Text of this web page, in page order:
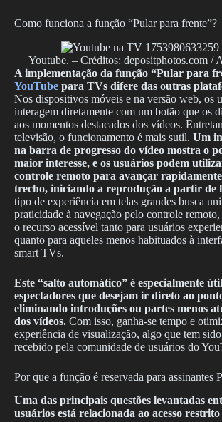
Como funciona a função “Pular para frente”?
Youtube. – Créditos: depositphotos.com /
A implementação da função “Pular para
YouTube para TVs difere das outras
Nos dispositivos móveis e na versão web, os
interagem diretamente com um botão que os
aos momentos destacados dos vídeos.
televisão, o funcionamento é mais sutil. Um
na barra de progresso do vídeo mostra o
maior interesse, e os usuários podem
controle remoto para avançar rapidamente
trecho, iniciando a reprodução a partir de
tipo de experiência em telas grandes busca
praticidade à navegação pelo controle
o recurso acessível tanto para usuários
quanto para aqueles menos habituados à
smart TVs.
Este “salto automático” é especialmente
espectadores que desejam ir direto ao
eliminando introduções ou partes menos
dos vídeos. Com isso, ganha-se tempo e
experiência de visualização, algo que tem
recebido pela comunidade de usuários do
Por que a função é reservada para assinantes
Uma das principais questões levantadas
usuários está relacionada ao acesso restrito